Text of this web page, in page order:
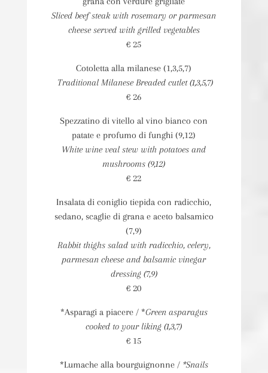
Sliced beef steak with rosemary or parmesan
cheese served with grilled vegetables
€ 25
Cotoletta alla milanese (1,3,5,7)
Traditional Milanese Breaded cutlet (1,3,5,7)
€ 26
Spezzatino di vitello al vino bianco con
patate e profumo di funghi (9,12)
White wine veal stew with potatoes and
mushrooms (9,12)
€ 22
Insalata di coniglio tiepida con radicchio,
sedano, scaglie di grana e aceto balsamico
(7,9)
Rabbit thighs salad with radicchio, celery,
parmesan cheese and balsamic vinegar
dressing (7,9)
€ 20
*Asparagi a piacere / *Green asparagus
cooked to your liking (1,3,7)
€ 15
*Lumache alla bourguignonne / *Snails